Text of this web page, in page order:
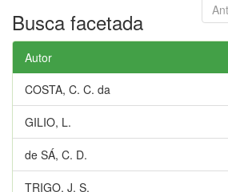
Busca facetada
Autor
COSTA, C. C. da
GILIO, L.
de SÁ, C. D.
TRIGO, J. S.